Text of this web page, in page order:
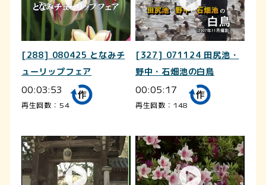
[288] 080425 となみチ
ューリップフェア
00:03:53
再生回数：54
[327] 071124 田尻池・
野中・石畑池の白鳥
00:05:17
再生回数：148